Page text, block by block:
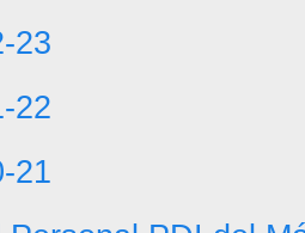
23
22
21